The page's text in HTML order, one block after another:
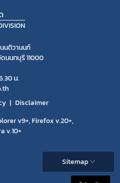
นติวานนท์
นนทบุรี 11000
น.
Disclaimer
v9+, Firefox v.20+,
v.10+
Sitemap